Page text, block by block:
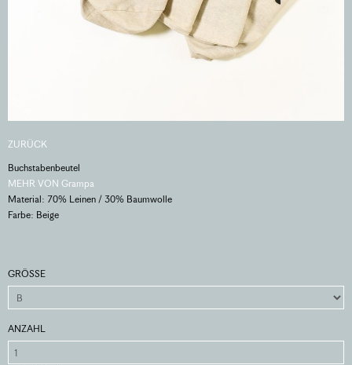
ZURÜCK
Buchstabenbeutel
MEHR VON Grampa
Material: 70% Leinen / 30% Baumwolle
Farbe: Beige
GRÖSSE
ANZAHL